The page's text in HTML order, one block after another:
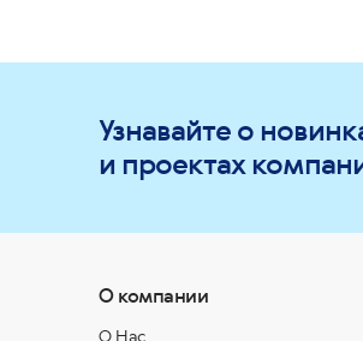
Узнавайте о
и проектах
О компании
О Нас